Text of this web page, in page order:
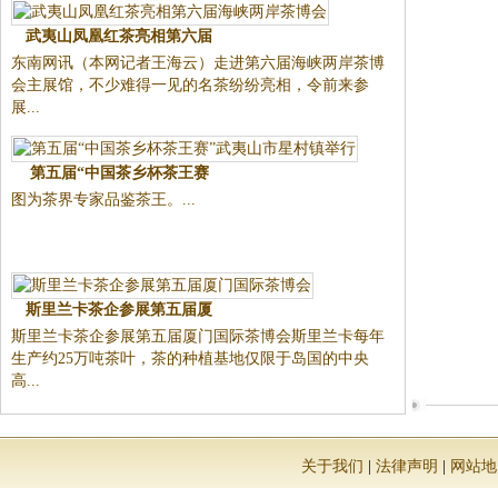
武夷山凤凰红茶亮相第六届
东南网讯（本网记者王海云）走进第六届海峡两岸茶博
会主展馆，不少难得一见的名茶纷纷亮相，令前来参
展...
第五届“中国茶乡杯茶王赛
图为茶界专家品鉴茶王。...
斯里兰卡茶企参展第五届厦
斯里兰卡茶企参展第五届厦门国际茶博会斯里兰卡每年
生产约25万吨茶叶，茶的种植基地仅限于岛国的中央
高...
关于我们 法律声明 网站